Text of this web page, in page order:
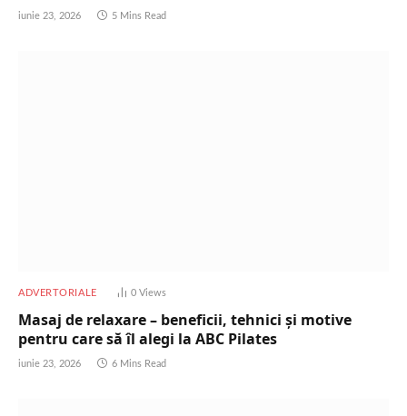
iunie 23, 2026 5 Mins Read
ADVERTORIALE 0 Views
Masaj de relaxare – beneficii, tehnici și motive
pentru care să îl alegi la ABC Pilates
iunie 23, 2026 6 Mins Read